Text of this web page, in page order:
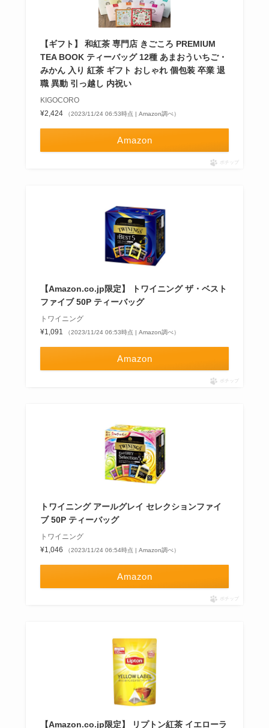
【ギフト】 和紅茶 専門店 きごころ PREMIUM
TEA BOOK ティーバッグ 12種 あまおういちご・
みかん 入り 紅茶 ギフト おしゃれ 個包装 卒業 退
職 異動 引っ越し 内祝い
KIGOCORO
¥2,424
（2023/11/24 06:53時点 | Amazon調べ）
Amazon
ポチップ
【Amazon.co.jp限定】 トワイニング ザ・ベスト
ファイブ 50P ティーバッグ
トワイニング
¥1,091
（2023/11/24 06:53時点 | Amazon調べ）
Amazon
ポチップ
トワイニング アールグレイ セレクションファイ
ブ 50P ティーバッグ
トワイニング
¥1,046
（2023/11/24 06:54時点 | Amazon調べ）
Amazon
ポチップ
【Amazon.co.jp限定】 リプトン紅茶 イエローラ